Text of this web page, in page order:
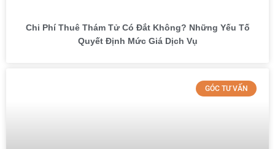
Chi Phí Thuê Thám Tử Có Đắt Không? Những Yếu Tố
Quyết Định Mức Giá Dịch Vụ
GÓC TƯ VẤN